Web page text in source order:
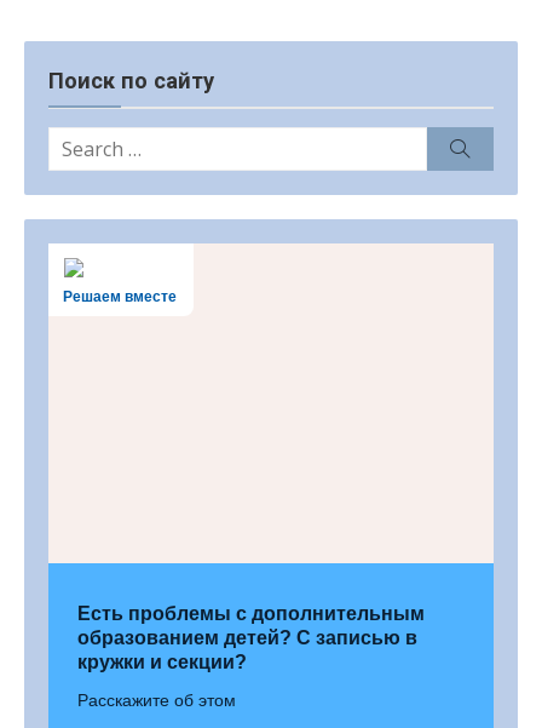
Поиск по сайту
Search
for:
Решаем вместе
Есть проблемы с дополнительным
образованием детей? С записью в
кружки и секции?
Расскажите об этом